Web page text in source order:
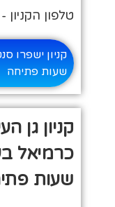
טלפון הקניון - 1-599-50-55-45
קניון ישפרו
שעות פתיחה
קניון גן
כרמיאל
שעות